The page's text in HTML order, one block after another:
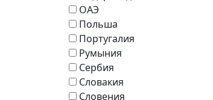
ОАЭ
Польша
Португалия
Румыния
Сербия
Словакия
Словения